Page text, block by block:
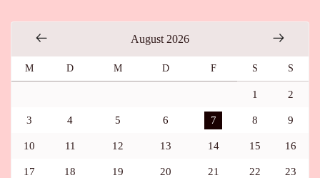
August 2026
M D M D F S S
1 2
3 4 5 6 7 8 9
10 11 12 13 14 15 16
17 18 19 20 21 22 23